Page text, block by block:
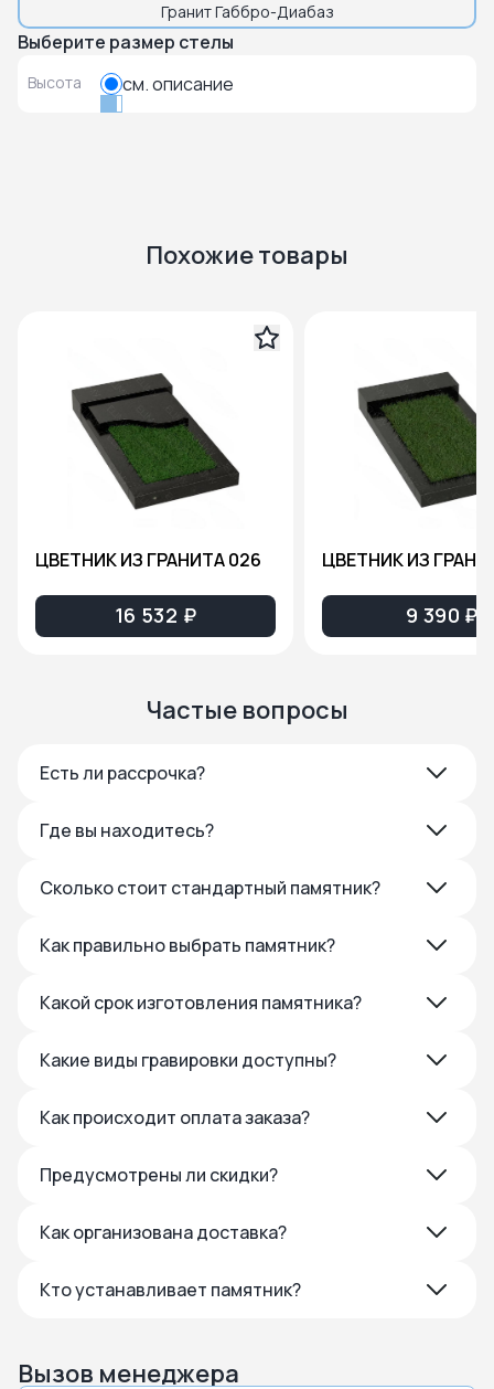
Гранит Габбро-Диабаз
Выберите размер стелы
Высота см. описание
Похожие товары
ЦВЕТНИК ИЗ ГРАНИТА 026
16 532 ₽
ЦВЕТНИК ИЗ
9 390 ₽
Частые вопросы
Есть ли рассрочка?
Где вы находитесь?
Сколько стоит стандартный памятник?
Как правильно выбрать памятник?
Какой срок изготовления памятника?
Какие виды гравировки доступны?
Как происходит оплата заказа?
Предусмотрены ли скидки?
Как организована доставка?
Кто устанавливает памятник?
Вызов менеджера